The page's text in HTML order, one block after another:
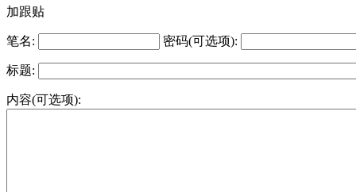
加跟贴
笔名: 密码(可选项):
标题:
内容(可选项):